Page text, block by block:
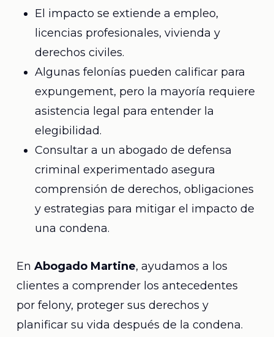
El impacto se extiende a empleo,
licencias profesionales, vivienda y
derechos civiles.
Algunas felonías pueden calificar para
expungement, pero la mayoría requiere
asistencia legal para entender la
elegibilidad.
Consultar a un abogado de defensa
criminal experimentado asegura
comprensión de derechos, obligaciones
y estrategias para mitigar el impacto de
una condena.
En Abogado Martine, ayudamos a los
clientes a comprender los antecedentes
por felony, proteger sus derechos y
planificar su vida después de la condena.